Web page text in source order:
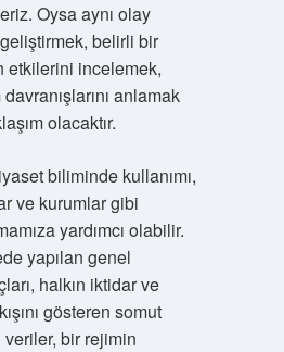
Oysa aynı olay
belirli bir
etkilerini incelemek,
anlamak
olacaktır.
biliminde kullanımı,
ve kurumlar gibi
yardımcı olabilir.
yapılan genel
halkın iktidar ve
gösteren somut
bir rejimin